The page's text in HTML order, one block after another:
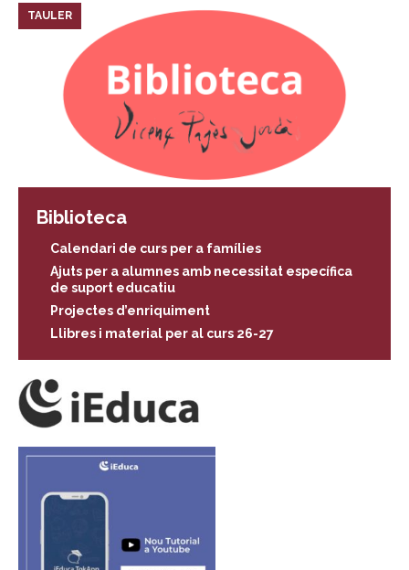
TAULER
Biblioteca
Calendari de curs per a famílies
Ajuts per a alumnes amb necessitat específica
de suport educatiu
Projectes d’enriquiment
Llibres i material per al curs 26-27